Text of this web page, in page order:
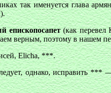
так именуется глава
епископосапет(как перевел
верным, поэтому в нашем
Elicha, ***.
однако, исправить ***